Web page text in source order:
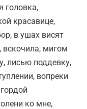
головка,
красавице,
в ушах висят
вскочила, мигом
лисью поддевку,
вопреки
ко мне,